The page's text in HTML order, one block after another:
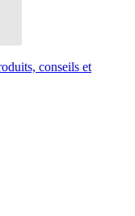
conseils et